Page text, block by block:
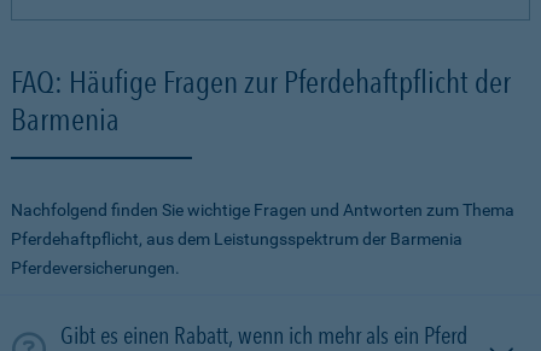
FAQ: Häufige Fragen zur Pferdehaftpflicht der
Barmenia
Nachfolgend finden Sie wichtige Fragen und Antworten zum Thema
Pferdehaftpflicht, aus dem Leistungsspektrum der Barmenia
Pferdeversicherungen.
Gibt es einen Rabatt, wenn ich mehr als ein Pferd